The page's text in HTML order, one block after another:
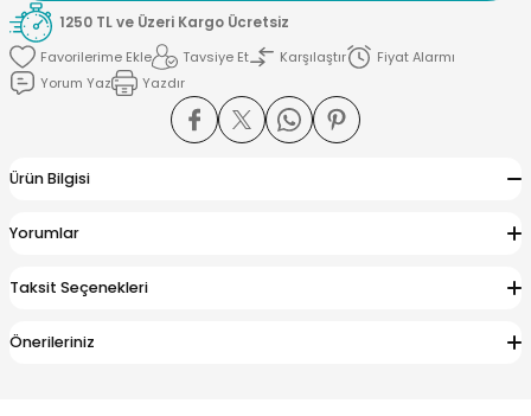
1250 TL ve Üzeri Kargo Ücretsiz
Tavsiye Et
Karşılaştır
Fiyat Alarmı
Yorum Yaz
Yazdır
Ürün Bilgisi
Yorumlar
Taksit Seçenekleri
Önerileriniz
Kağıdı